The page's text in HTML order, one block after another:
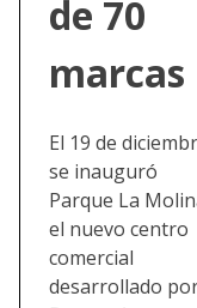
de 70
marcas
El 19 de
se inauguró
Parque La
el nuevo centro
comercial
desarrollado